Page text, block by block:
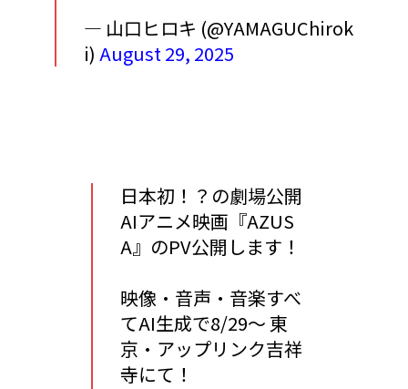
— 山口ヒロキ (@YAMAGUChirok
i) August 29, 2025
日本初！？の劇場公開
AIアニメ映画『AZUS
A』のPV公開します！
映像・音声・音楽すべ
てAI生成で8/29〜 東
京・アップリンク吉祥
寺にて！